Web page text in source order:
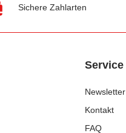
Sichere Zahlarten
Service
Newsletter
Kontakt
FAQ